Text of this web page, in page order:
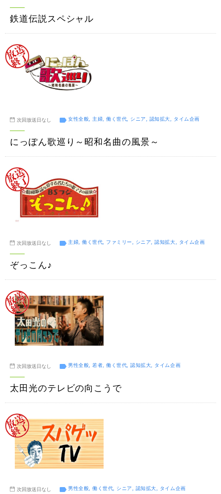
鉄道伝説スペシャル
次回放送日なし 女性全般, 主婦, 働く世代, シニア, 認知拡大, タイム企画
にっぽん歌巡り～昭和名曲の風景～
次回放送日なし 主婦, 働く世代, ファミリー, シニア, 認知拡大, タイム企画
ぞっこん♪
次回放送日なし 男性全般, 若者, 働く世代, 認知拡大, タイム企画
太田光のテレビの向こうで
次回放送日なし 男性全般, 働く世代, シニア, 認知拡大, タイム企画